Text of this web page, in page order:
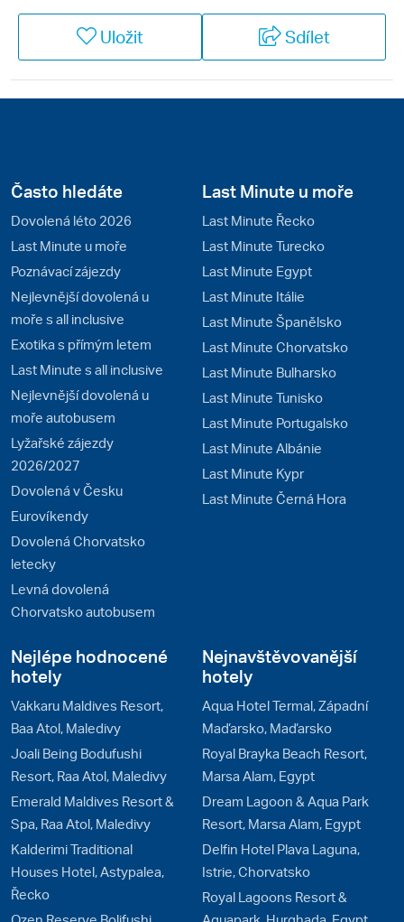
Uložit Sdílet
Často hledáte
Dovolená léto 2026
Last Minute u moře
Poznávací zájezdy
Nejlevnější dovolená u
moře s all inclusive
Exotika s přímým letem
Last Minute s all inclusive
Nejlevnější dovolená u
moře autobusem
Lyžařské zájezdy
2026/2027
Dovolená v Česku
Eurovíkendy
Dovolená Chorvatsko
letecky
Levná dovolená
Chorvatsko autobusem
Last Minute u moře
Last Minute Řecko
Last Minute Turecko
Last Minute Egypt
Last Minute Itálie
Last Minute Španělsko
Last Minute Chorvatsko
Last Minute Bulharsko
Last Minute Tunisko
Last Minute Portugalsko
Last Minute Albánie
Last Minute Kypr
Last Minute Černá Hora
Nejlépe hodnocené
hotely
Vakkaru Maldives Resort,
Baa Atol, Maledivy
Joali Being Bodufushi
Resort, Raa Atol, Maledivy
Emerald Maldives Resort &
Spa, Raa Atol, Maledivy
Kalderimi Traditional
Houses Hotel, Astypalea,
Řecko
Nejnavštěvovanější
hotely
Aqua Hotel Termal, Západní
Maďarsko, Maďarsko
Royal Brayka Beach Resort,
Marsa Alam, Egypt
Dream Lagoon & Aqua Park
Resort, Marsa Alam, Egypt
Delfin Hotel Plava Laguna,
Istrie, Chorvatsko
Royal Lagoons Resort &